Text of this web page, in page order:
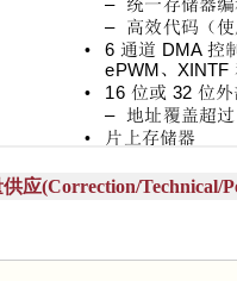
应(Correction/Technical/